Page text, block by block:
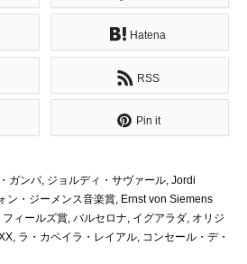
Hatena
RSS
Pin it
ガンバ, ジョルディ・サヴァール, Jordi
ン・ジーメンス音楽賞, Ernst von Siemens
フィールズ賞, バルセロナ, イグアラダ, オリジ
, ラ・カペイラ・レイアル, コンセール・デ・